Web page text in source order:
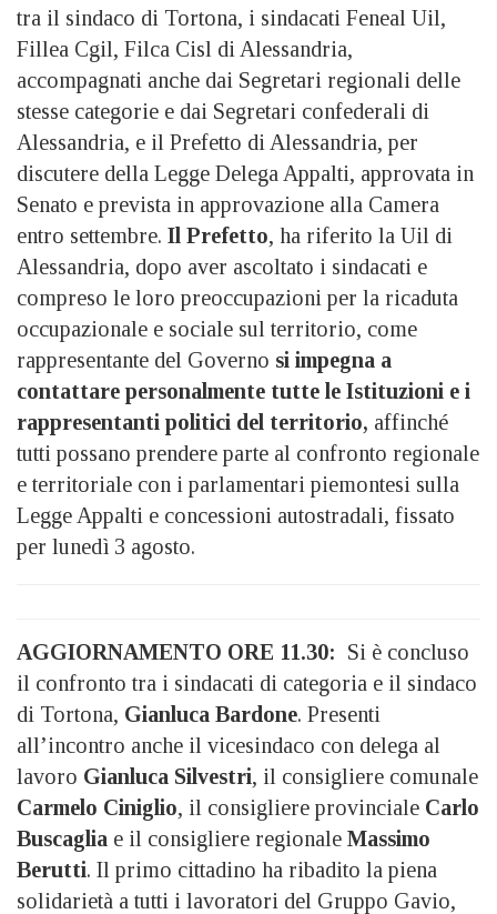
tra il sindaco di Tortona, i sindacati Feneal Uil,
Fillea Cgil, Filca Cisl di Alessandria,
accompagnati anche dai Segretari regionali delle
stesse categorie e dai Segretari confederali di
Alessandria, e il Prefetto di Alessandria, per
discutere della Legge Delega Appalti, approvata in
Senato e prevista in approvazione alla Camera
entro settembre. Il Prefetto, ha riferito la Uil di
Alessandria, dopo aver ascoltato i sindacati e
compreso le loro preoccupazioni per la ricaduta
occupazionale e sociale sul territorio, come
rappresentante del Governo si impegna a
contattare personalmente tutte le Istituzioni e i
rappresentanti politici del territorio, affinché
tutti possano prendere parte al confronto regionale
e territoriale con i parlamentari piemontesi sulla
Legge Appalti e concessioni autostradali, fissato
per lunedì 3 agosto.
AGGIORNAMENTO ORE 11.30: Si è concluso
il confronto tra i sindacati di categoria e il sindaco
di Tortona, Gianluca Bardone. Presenti
all’incontro anche il vicesindaco con delega al
lavoro Gianluca Silvestri, il consigliere comunale
Carmelo Ciniglio, il consigliere provinciale Carlo
Buscaglia e il consigliere regionale Massimo
Berutti. Il primo cittadino ha ribadito la piena
solidarietà a tutti i lavoratori del Gruppo Gavio,